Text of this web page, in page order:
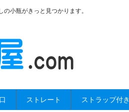
小瓶がきっと見つかります。
ストレート ストラップ付き